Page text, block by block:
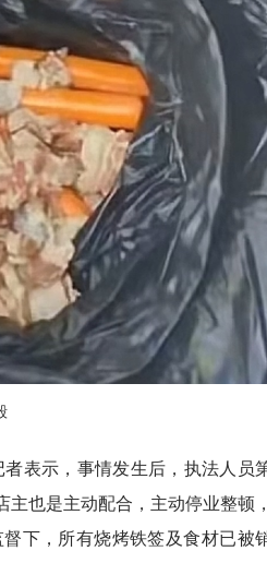
表示，事情发生后，执法人员
也是主动配合，主动停业整顿，
下，所有烧烤铁签及食材已被